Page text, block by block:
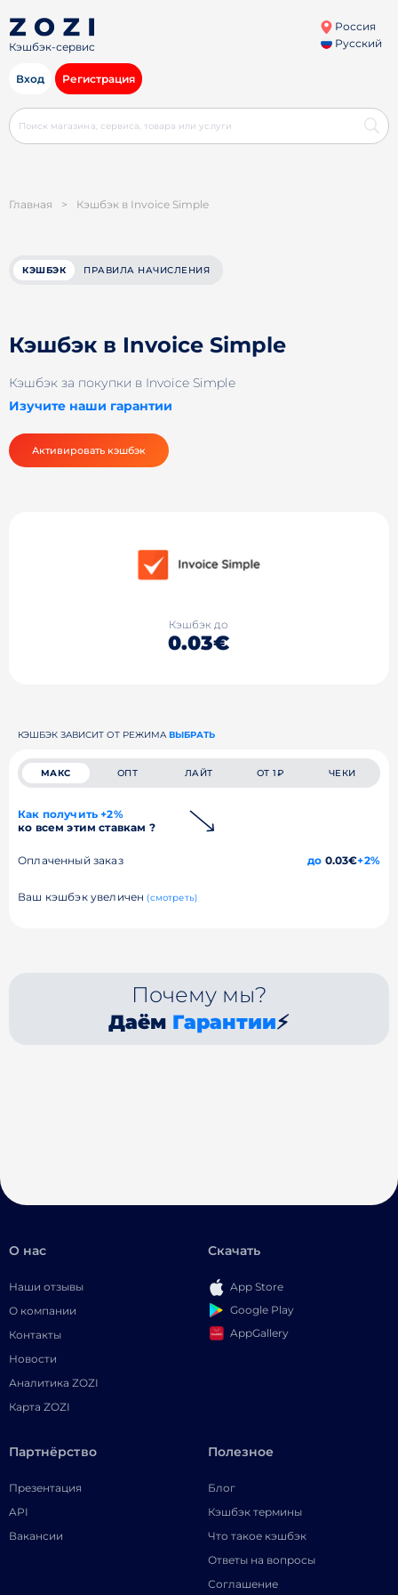
Кэшбэк-сервис
Россия
Русский
Вход Регистрация
Главная > Кэшбэк в Invoice Simple
КЭШБЭК ПРАВИЛА НАЧИСЛЕНИЯ
Кэшбэк в Invoice Simple
Кэшбэк за покупки в Invoice Simple
Изучите наши гарантии
Активировать кэшбэк
Кэшбэк до
0.03€
КЭШБЭК ЗАВИСИТ ОТ РЕЖИМА ВЫБРАТЬ
МАКС ОПТ ЛАЙТ ОТ 1₽ ЧЕКИ
Как получить +2%
ко всем этим ставкам ?
Оплаченный заказ до 0.03€+2%
Ваш кэшбэк увеличен (смотреть)
Почему мы?
Даём Гарантии⚡
О нас
Наши отзывы
О компании
Контакты
Новости
Аналитика ZOZI
Карта ZOZI
Скачать
App Store
Google Play
AppGallery
Партнёрство
Презентация
API
Вакансии
Полезное
Блог
Кэшбэк термины
Что такое кэшбэк
Ответы на вопросы
Соглашение